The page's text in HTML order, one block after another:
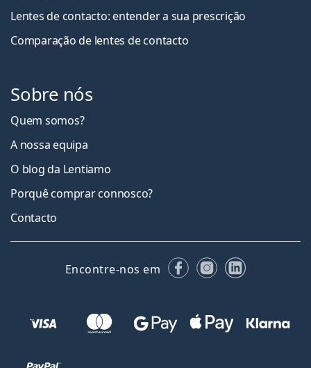
Lentes de contacto: entender a sua prescrição
Comparação de lentes de contacto
Sobre nós
Quem somos?
A nossa equipa
O blog da Lentiamo
Porquê comprar connosco?
Contacto
Encontre-nos em FacebookInstagram
LinkedIn